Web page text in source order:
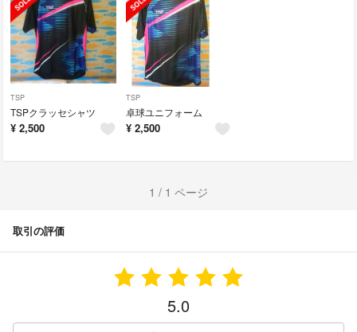
TSP
TSPクラッセシャツ
¥ 2,500
TSP
卓球ユニフォーム
¥ 2,500
1 / 1 ページ
取引の評価
5.0